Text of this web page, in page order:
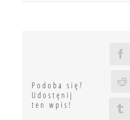
Podoba się?
Udostęnij
ten wpis!